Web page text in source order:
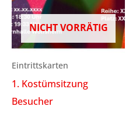
NICHT VORRÄTIG
Eintrittskarten
1. Kostümsitzung
Besucher